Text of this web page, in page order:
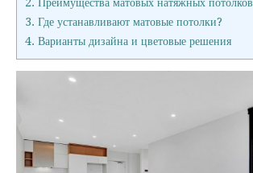
2. Преимущества матовых натяжных потолков
3. Где устанавливают матовые потолки?
4. Варианты дизайна и цветовые решения